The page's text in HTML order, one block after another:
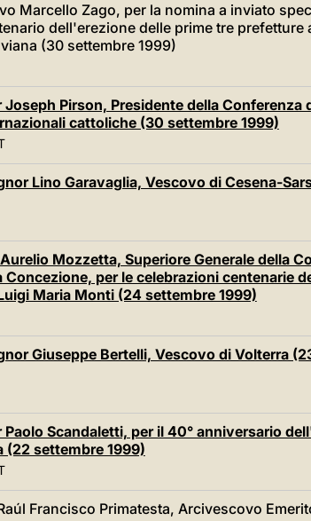
Marcello Zago, per la nomina a inviato
dell'erezione delle prime tre prefetture
(30 settembre 1999)
Pirson, Presidente della Conferenza
cattoliche (30 settembre 1999)
Lino Garavaglia, Vescovo di Cesena-
Mozzetta, Superiore Generale della
per le celebrazioni centenarie
Maria Monti (24 settembre 1999)
Giuseppe Bertelli, Vescovo di Volterra
Paolo Scandaletti, per il 40° anniversario
(22 settembre 1999)
Francisco Primatesta, Arcivescovo